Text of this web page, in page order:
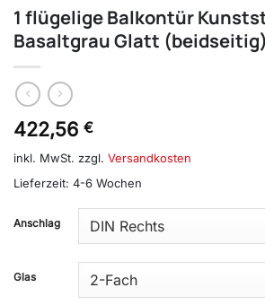
1 flügelige Balkontür
Basaltgrau Glatt
422,56 €
inkl. MwSt. zzgl. Versandkosten
Lieferzeit: 4-6 Wochen
Anschlag
Glas